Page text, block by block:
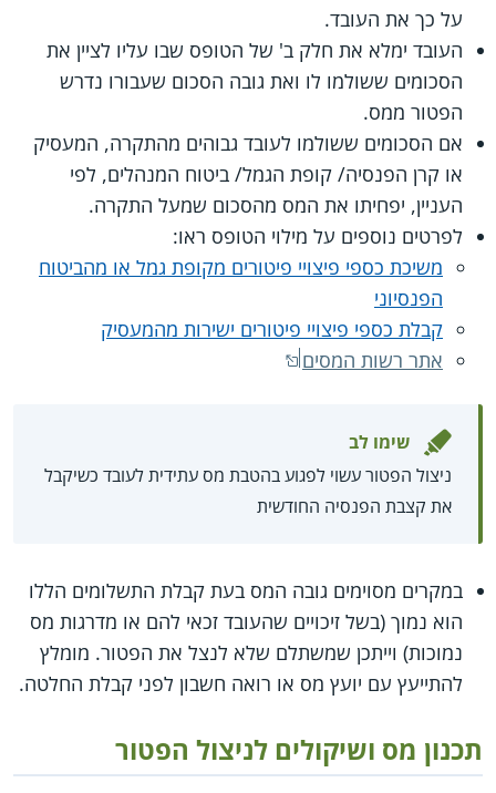
על כך את העובד.
העובד ימלא את חלק ב' של הטופס שבו עליו לציין את
הסכומים ששולמו לו ואת גובה הסכום שעבורו נדרש
הפטור ממס.
אם הסכומים ששולמו לעובד גבוהים מהתקרה, המעסיק
או קרן הפנסיה/ קופת הגמל/ ביטוח המנהלים, לפי
העניין, יפחיתו את המס מהסכום שמעל התקרה.
לפרטים נוספים על מילוי הטופס ראו:
משיכת כספי פיצויי פיטורים מקופת גמל או מהביטוח
הפנסיוני
קבלת כספי פיצויי פיטורים ישירות מהמעסיק
אתר רשות המסים
שימו לב
ניצול הפטור עשוי לפגוע בהטבת מס עתידית לעובד כשיקבל
את קצבת הפנסיה החודשית
במקרים מסוימים גובה המס בעת קבלת התשלומים הללו
הוא נמוך (בשל זיכויים שהעובד זכאי להם או מדרגות מס
נמוכות) וייתכן שמשתלם שלא לנצל את הפטור. מומלץ
להתייעץ עם יועץ מס או רואה חשבון לפני קבלת החלטה.
תכנון מס ושיקולים לניצול הפטור